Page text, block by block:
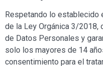
Respetando lo establecido
de la Ley Orgánica 3/2018,
de Datos Personales y
solo los mayores de 14
consentimiento para el